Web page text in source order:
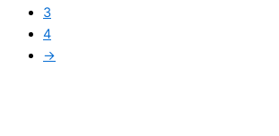
3
4
→